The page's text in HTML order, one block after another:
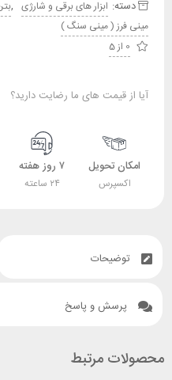
دسته: ابزار های برقی و شارژی ,
مینی فرز ( مینی سنگ )
0 از 5
آیا از قیمت های ما رضایت دارید؟
امکان تحویل
اکسپرس
۷ روز هفته
۲۴ ساعته
توضیحات
پرسش و پاسخ
محصولات مرتبط